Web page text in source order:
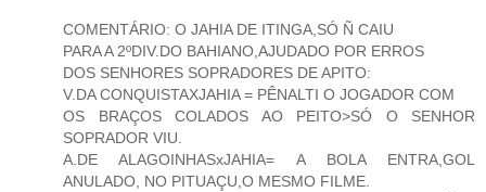
COMENTÁRIO: O JAHIA DE ITINGA,SÓ Ñ CAIU
PARA A 2ºDIV.DO BAHIANO,AJUDADO POR ERROS
DOS SENHORES SOPRADORES DE APITO:
V.DA CONQUISTAXJAHIA = PÊNALTI O JOGADOR COM
OS BRAÇOS COLADOS AO PEITO>SÓ O SENHOR
SOPRADOR VIU.
A.DE ALAGOINHASxJAHIA= A BOLA ENTRA,GOL
ANULADO, NO PITUAÇU,O MESMO FILME.